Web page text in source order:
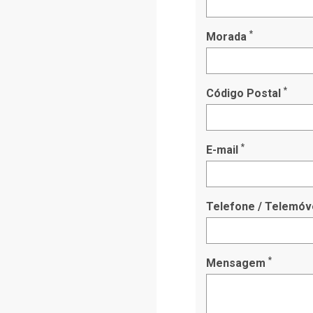
Morada *
Código Postal *
E-mail *
Telefone /
Mensagem *